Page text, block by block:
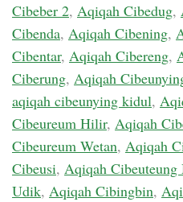
Cibeber 2, Aqiqah Cibedug,
Cibenda, Aqiqah Cibening,
Cibentar, Aqiqah Cibereng,
Ciberung, Aqiqah
aqiqah cibeunying kidul,
Cibeureum Hilir, Aqiqah
Cibeureum Wetan, Aqiqah
Cibeusi, Aqiqah Cibeuteung
Udik, Aqiqah Cibingbin,